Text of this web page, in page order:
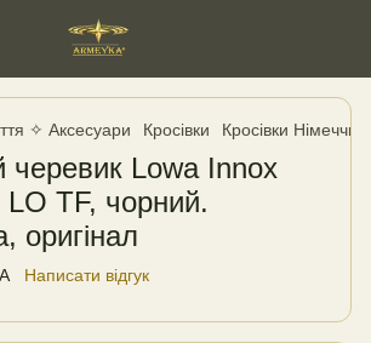
✧ Аксесуари Кросівки Кросівки
черевик Lowa Innox
TF, чорний.
оригінал
Написати відгук